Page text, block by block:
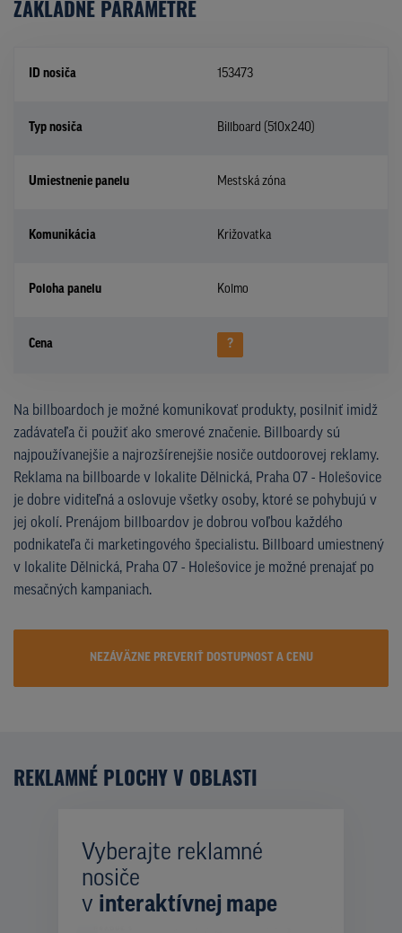
ZÁKLADNÉ PARAMETRE
ID nosiča 153473
Typ nosiča Billboard (510x240)
Umiestnenie panelu Mestská zóna
Komunikácia Križovatka
Poloha panelu Kolmo
Cena ?
Na billboardoch je možné komunikovať produkty, posilniť imidž
zadávateľa či použiť ako smerové značenie. Billboardy sú
najpoužívanejšie a najrozšírenejšie nosiče outdoorovej reklamy.
Reklama na billboarde v lokalite Dělnická, Praha 07 - Holešovice
je dobre viditeľná a oslovuje všetky osoby, ktoré se pohybujú v
jej okolí. Prenájom billboardov je dobrou voľbou každého
podnikateľa či marketingového špecialistu. Billboard umiestnený
v lokalite Dělnická, Praha 07 - Holešovice je možné prenajať po
mesačných kampaniach.
NEZÁVÄZNE PREVERIŤ DOSTUPNOST A CENU
REKLAMNÉ PLOCHY V OBLASTI
Vyberajte reklamné
nosiče
v interaktívnej mape